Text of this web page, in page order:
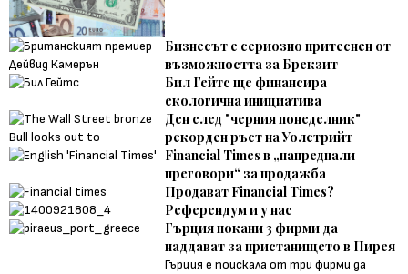
Бизнесът е сериозно притеснен от
възможността за Брекзит
Бил Гейтс ще финансира
екологична инициатива
Ден след "черния понеделник"
рекорден ръст на Уолстрийт
Financial Times в „напреднали
преговори“ за продажба
Продават Financial Times?
Референдум и у нас
Гърция покани 3 фирми да
наддават за пристанището в Пирея
Гърция е поискала от три фирми да